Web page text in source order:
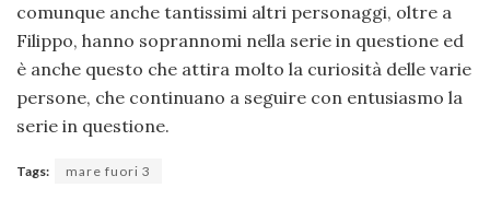
comunque anche tantissimi altri personaggi, oltre a
Filippo, hanno soprannomi nella serie in questione ed
è anche questo che attira molto la curiosità delle varie
persone, che continuano a seguire con entusiasmo la
serie in questione.
Tags: mare fuori 3